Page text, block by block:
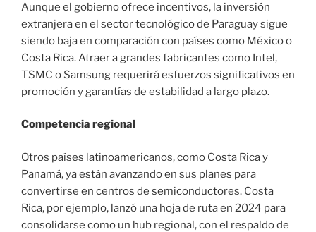
Aunque el gobierno ofrece incentivos, la inversión
extranjera en el sector tecnológico de Paraguay sigue
siendo baja en comparación con países como México o
Costa Rica. Atraer a grandes fabricantes como Intel,
TSMC o Samsung requerirá esfuerzos significativos en
promoción y garantías de estabilidad a largo plazo.
Competencia regional
Otros países latinoamericanos, como Costa Rica y
Panamá, ya están avanzando en sus planes para
convertirse en centros de semiconductores. Costa
Rica, por ejemplo, lanzó una hoja de ruta en 2024 para
consolidarse como un hub regional, con el respaldo de